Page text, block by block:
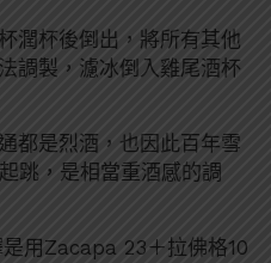
潤杯後倒出，將所有其他
調製，濾冰倒入雞尾酒杯
都是烈酒，也因此百年雪
跳，是相當重酒感的調
用Zacapa 23＋拉佛格10